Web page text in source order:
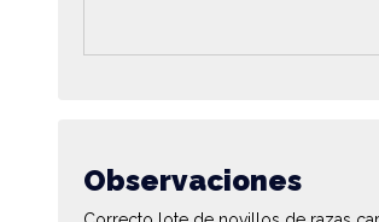
Observaciones